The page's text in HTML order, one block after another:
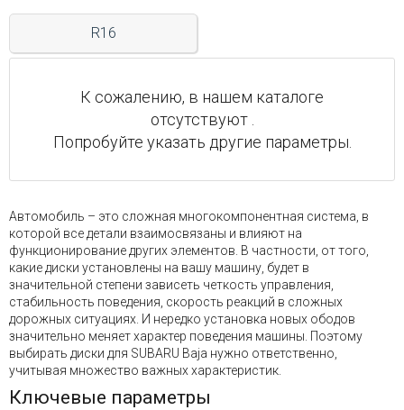
C
R16
К сожалению, в нашем каталоге
отсутствуют .
Попробуйте указать другие параметры.
Автомобиль – это сложная многокомпонентная система, в
которой все детали взаимосвязаны и влияют на
функционирование других элементов. В частности, от того,
какие диски установлены на вашу машину, будет в
значительной степени зависеть четкость управления,
стабильность поведения, скорость реакций в сложных
дорожных ситуациях. И нередко установка новых ободов
значительно меняет характер поведения машины. Поэтому
выбирать диски для SUBARU Baja нужно ответственно,
учитывая множество важных характеристик.
Ключевые параметры